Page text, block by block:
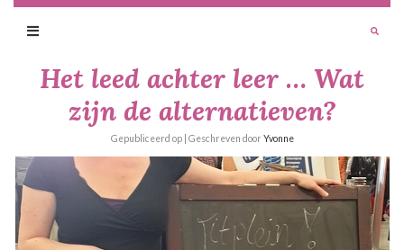
Het leed achter leer … Wat
zijn de alternatieven?
Gepubliceerd op | Geschreven door Yvonne